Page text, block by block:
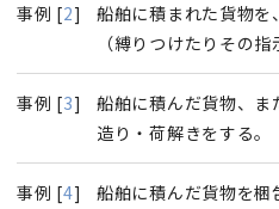
事例 [2]
船舶に積まれた貨物を
（縛りつけたりその
事例 [3]
船舶に積んだ貨物、
造り・荷解きをする。
事例 [4]
船舶に積んだ貨物を梱